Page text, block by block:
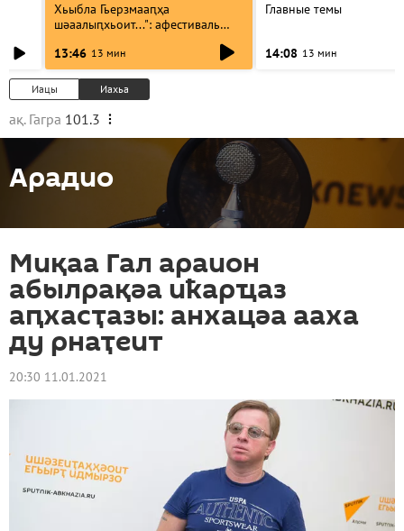
Хьыбла Гьерзмааԥҳа
шәаалыԥхьоит...": афестиваль
13:46 13 мин
Главные темы
14:08 13 мин
Иацы Иахьа
ақ. Гагра 101.3
Арадио
Миқаа Гал араион
абылрақәа иҟарҵаз
аԥхасҭазы: анхацәа ааха
ду рнаҭеит
20:30 11.01.2021